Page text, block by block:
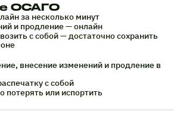
ОСАГО
за несколько минут
и продление — онлайн
с собой — достаточно сохранить
внесение изменений и продление в
с собой
потерять или испортить